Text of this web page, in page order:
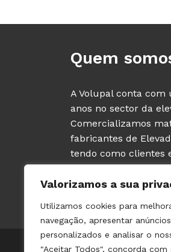
Valorizamos a sua
Utilizamos cookies para
navegação, apresentar
personalizados e analisar o
"Aceitar Todos", concorda
Quem
A Volupal conta com
anos no sector da
Comercializamos
fabricantes de
tendo como clientes
PROFISSIONAIS
instaladores de
© 2021 VOLUPAL | TODOS